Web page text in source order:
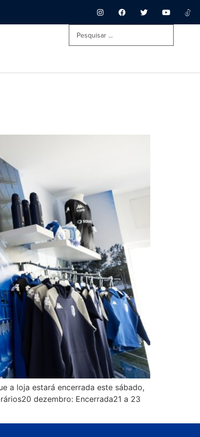
a loja estará encerrada este sábado,
dezembro: Encerrada21 a 23